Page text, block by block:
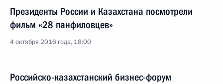
Президенты России и Казахстана посмотрели
фильм «28 панфиловцев»
4 октября 2016 года, 18:00
Российско-казахстанский бизнес-форум